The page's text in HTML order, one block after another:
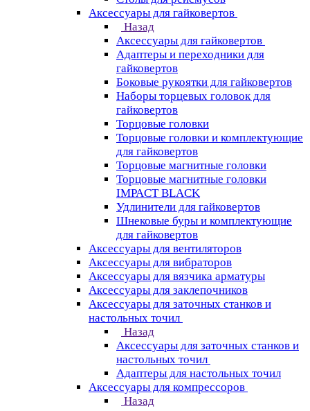
Аксессуары для гайковертов
Назад
Аксессуары для гайковертов
Адаптеры и переходники для
гайковертов
Боковые рукоятки для гайковертов
Наборы торцевых головок для
гайковертов
Торцовые головки
Торцовые головки и комплектующие
для гайковертов
Торцовые магнитные головки
Торцовые магнитные головки
IMPACT BLACK
Удлинители для гайковертов
Шнековые буры и комплектующие
для гайковертов
Аксессуары для вентиляторов
Аксессуары для вибраторов
Аксессуары для вязчика арматуры
Аксессуары для заклепочников
Аксессуары для заточных станков и
настольных точил
Назад
Аксессуары для заточных станков и
настольных точил
Адаптеры для настольных точил
Аксессуары для компрессоров
Назад